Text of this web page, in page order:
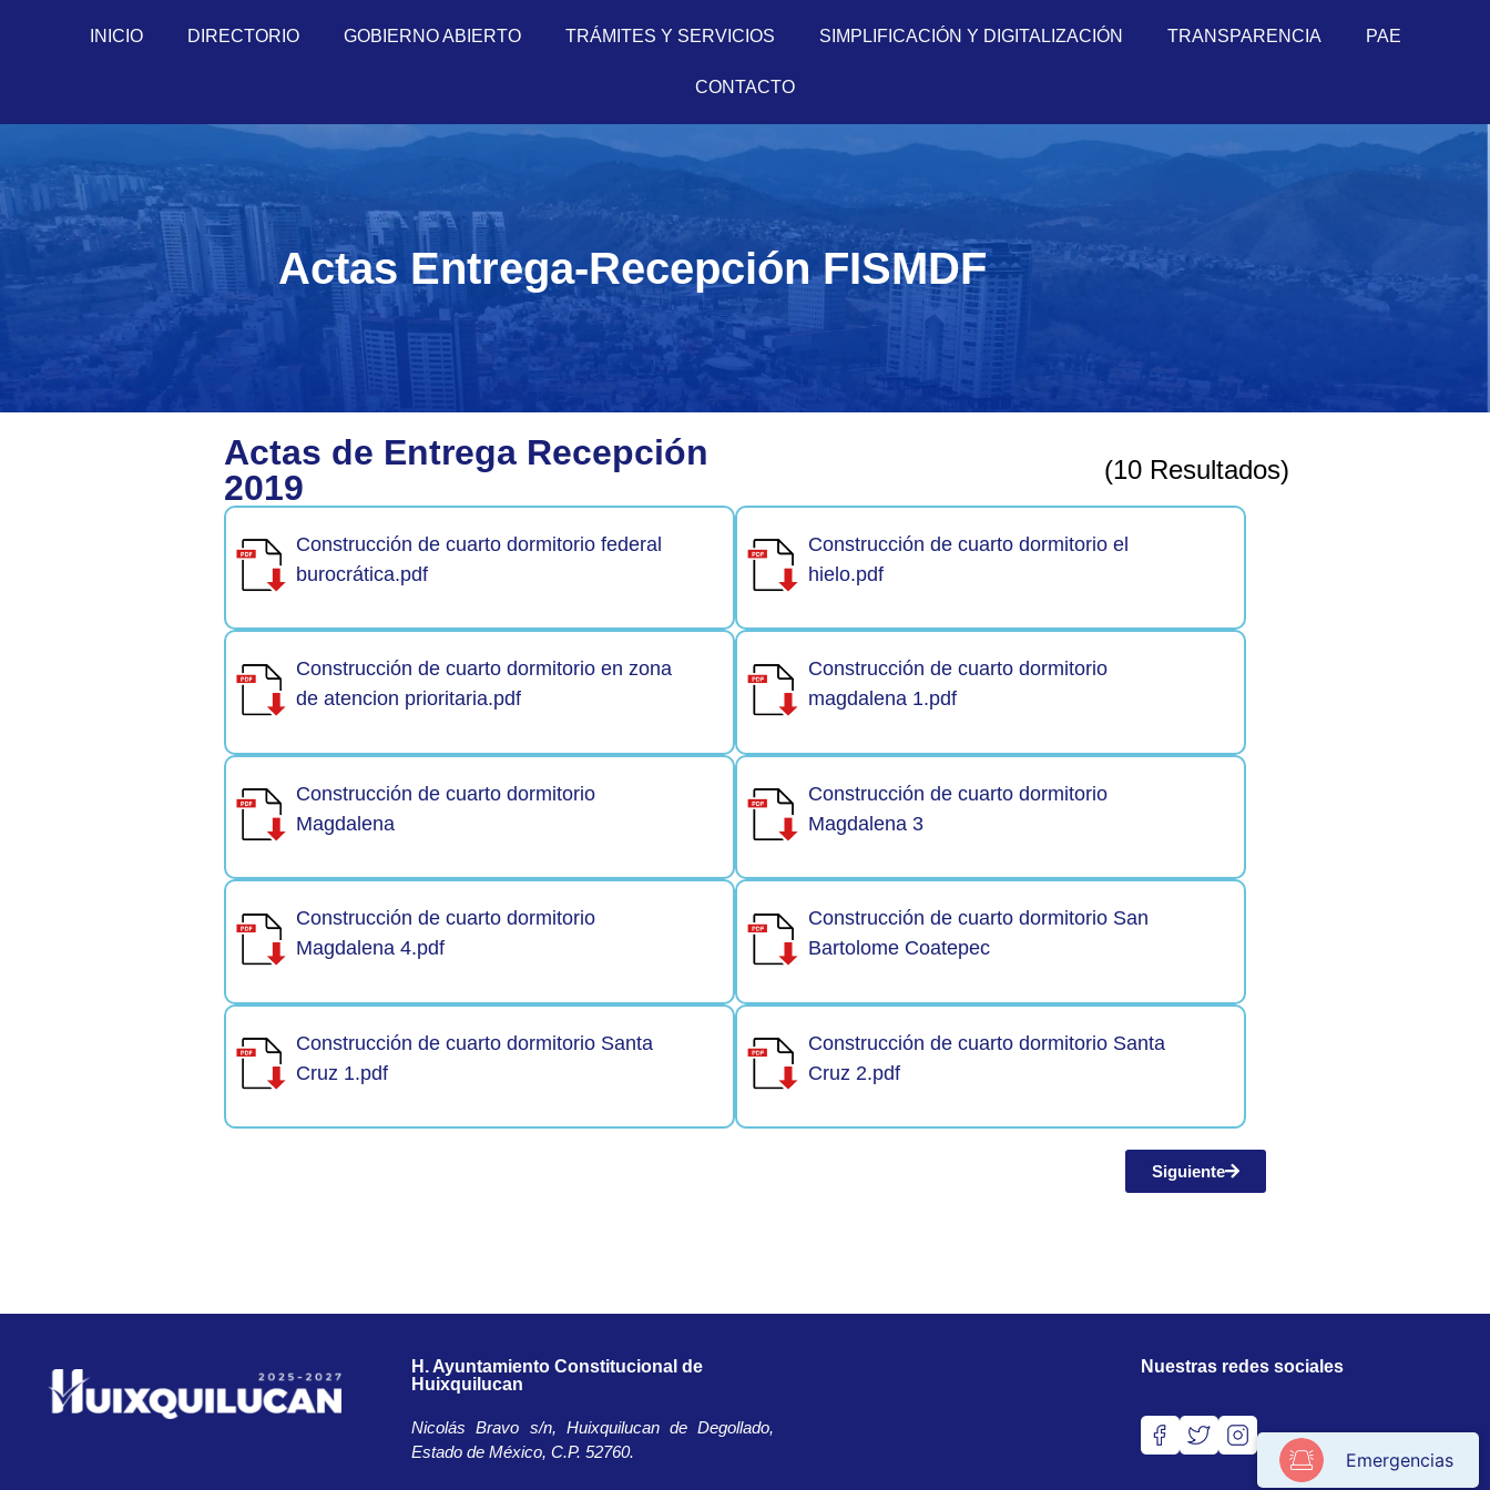
INICIO DIRECTORIO GOBIERNO ABIERTO TRÁMITES Y SERVICIOS SIMPLIFICACIÓN Y DIGITALIZACIÓN TRANSPARENCIA PAE
CONTACTO
Actas Entrega-Recepción FISMDF
Actas de Entrega Recepción
2019
(10 Resultados)
Construcción de cuarto dormitorio federal
burocrática.pdf
Construcción de cuarto dormitorio el
hielo.pdf
Construcción de cuarto dormitorio en zona
de atencion prioritaria.pdf
Construcción de cuarto dormitorio
magdalena 1.pdf
Construcción de cuarto dormitorio
Magdalena
Construcción de cuarto dormitorio
Magdalena 3
Construcción de cuarto dormitorio
Magdalena 4.pdf
Construcción de cuarto dormitorio San
Bartolome Coatepec
Construcción de cuarto dormitorio Santa
Cruz 1.pdf
Construcción de cuarto dormitorio Santa
Cruz 2.pdf
Siguiente
H. Ayuntamiento Constitucional de
Huixquilucan
Nicolás Bravo s/n, Huixquilucan de Degollado,
Estado de México, C.P. 52760.​
Nuestras redes sociales
Emergencias